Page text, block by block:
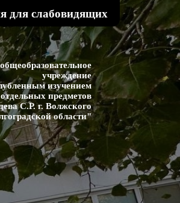
для слабовидящих
учреждение
изучением
отдельных предметов
С.Р. г. Волжского
области"